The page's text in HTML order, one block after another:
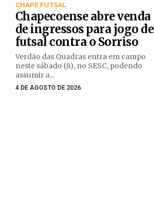
CHAPE FUTSAL
Chapecoense abre venda
de ingressos para jogo de
futsal contra o Sorriso
Verdão das Quadras entra em campo
neste sábado (8), no SESC, podendo
assumir a...
4 DE AGOSTO DE 2026